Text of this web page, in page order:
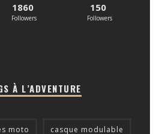
1860
Followers
150
Followers
À L’ADVENTURE
moto casque modulable